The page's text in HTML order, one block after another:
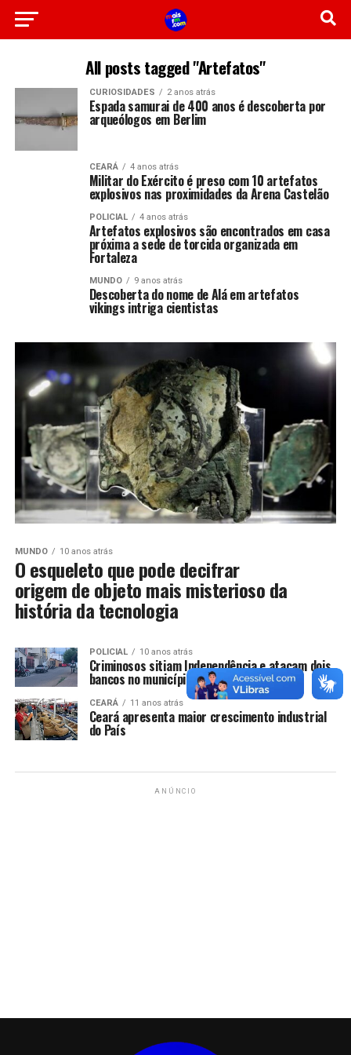
All posts tagged "Artefatos"
CURIOSIDADES 2 anos atrás
Espada samurai de 400 anos é descoberta por
arqueólogos em Berlim
CEARÁ 4 anos atrás
Militar do Exército é preso com 10 artefatos
explosivos nas proximidades da Arena Castelão
POLICIAL 4 anos atrás
Artefatos explosivos são encontrados em casa
próxima a sede de torcida organizada em
Fortaleza
MUNDO 9 anos atrás
Descoberta do nome de Alá em artefatos
vikings intriga cientistas
MUNDO 10 anos atrás
O esqueleto que pode decifrar
origem de objeto mais misterioso da
história da tecnologia
POLICIAL 10 anos atrás
Criminosos sitiam Independência e atacam dois
bancos no município
CEARÁ 11 anos atrás
Ceará apresenta maior crescimento industrial
do País
ANÚNCIO